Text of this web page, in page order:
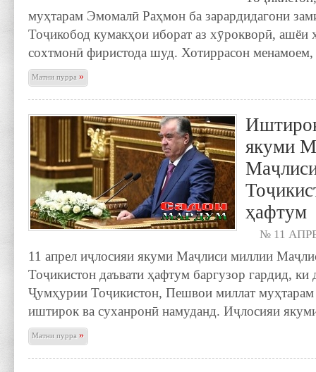
муҳтарам Эмомалӣ Раҳмон ба зарардидагони
Тоҷикобод кумакҳои иборат аз хӯрокворӣ, ашёи
сохтмонӣ фиристода шуд. Хотиррасон менамоем,
Матни пурра»
якуми
ҳафтум
№ 11
11 апрел иҷлосияи якуми Маҷлиси миллии
Тоҷикистон даъвати ҳафтум баргузор гардид,
Ҷумҳурии Тоҷикистон, Пешвои миллат
иштирок ва суханронӣ намуданд. Иҷлосияи
Матни пурра»